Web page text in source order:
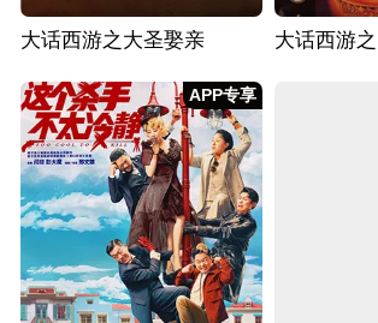
大话西游之大圣娶亲 大话西游
APP专享